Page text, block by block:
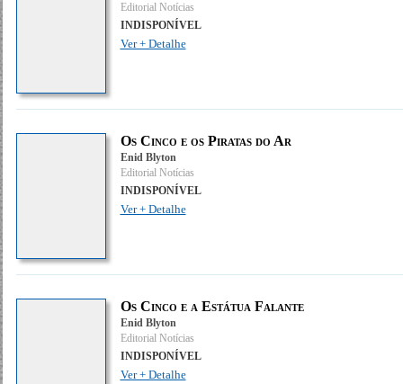
Editorial Notícias
INDISPONÍVEL
Ver + Detalhe
Os Cinco e os Piratas do Ar
Enid Blyton
Editorial Notícias
INDISPONÍVEL
Ver + Detalhe
Os Cinco e a Estátua Falante
Enid Blyton
Editorial Notícias
INDISPONÍVEL
Ver + Detalhe